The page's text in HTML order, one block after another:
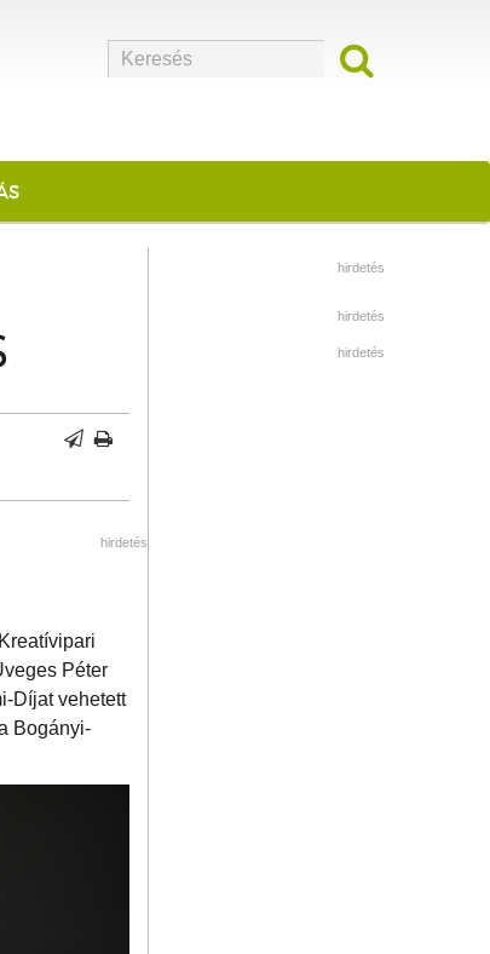
hirdetés
Péter
Díjat vehetett
Bogányi-
hirdetés
hirdetés
hirdetés